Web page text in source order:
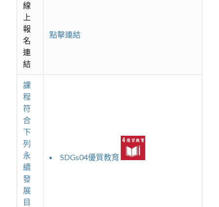
線
上
報
名
連
結
點擊連結
課
程
符
合
下
列
永
續
發
展
目
SDGs04優質教育